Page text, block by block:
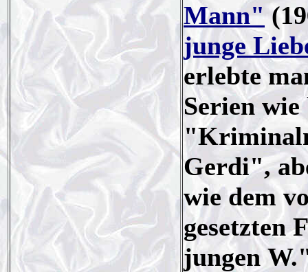
Mann"
junge
erlebte
Serien wie
Gerdi",
wie dem
gesetzten
jungen